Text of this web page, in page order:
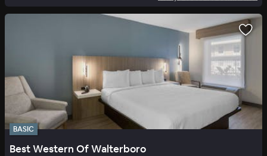
BASIC
Best Western Of Walterboro